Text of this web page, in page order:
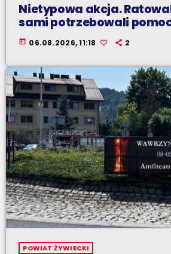
Nietypowa akcja.
sami potrzebowali
today 06.08.2026, 11:18 2
POWIAT ŻYWIECKI